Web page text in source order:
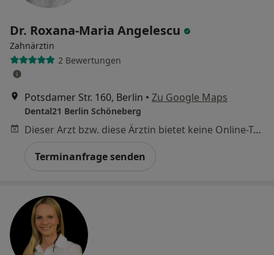
Dr. Roxana-Maria Angelescu
Zahnärztin
2 Bewertungen
Potsdamer Str. 160, Berlin • Zu Google Maps
Dental21 Berlin Schöneberg
Dieser Arzt bzw. diese Ärztin bietet keine Online-Terminbuchung an diesem Standort an.
Terminanfrage senden